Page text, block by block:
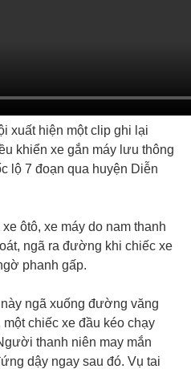
xuất hiện một clip ghi lại
khiển xe gắn máy lưu thông
lộ 7 đoạn qua huyện Diễn
ôtô, xe máy do nam thanh
ngã ra đường khi chiếc xe
phanh gấp.
ngã xuống đường văng
chiếc xe đầu kéo chạy
thanh niên may mắn
dậy ngay sau đó. Vụ tai